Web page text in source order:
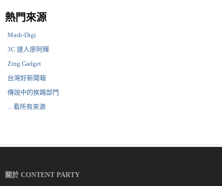
熱門來源
Mash-Digi
3C 達人廖阿輝
Zing Gadget
台灣好新聞報
傳說中的挨踢部門
... 看所有來源
關於 CONTENT PARTY